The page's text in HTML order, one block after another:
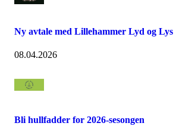
Ny avtale med Lillehammer Lyd og Lys
08.04.2026
Bli hullfadder for 2026-sesongen